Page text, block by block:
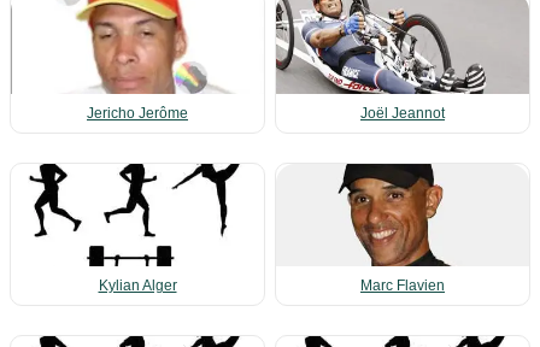
Jericho Jerôme Joël Jeannot
Kylian Alger Marc Flavien